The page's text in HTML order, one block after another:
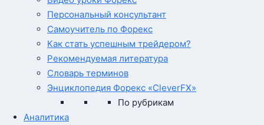
Персональный консультант
Самоучитель по Форекс
Как стать успешным трейдером?
Рекомендуемая литература
Словарь терминов
Энциклопедия Форекс «CleverFX»
По рубрикам
Аналитика